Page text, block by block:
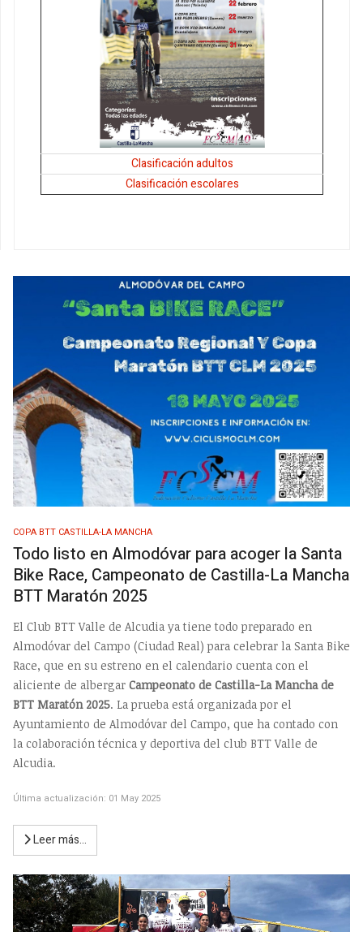
Clasificación adultos
Clasificación escolares
COPA BTT CASTILLA-LA MANCHA
Todo listo en Almodóvar para acoger la Santa
Bike Race, Campeonato de Castilla-La Mancha
BTT Maratón 2025
El Club BTT Valle de Alcudia ya tiene todo preparado en
Almodóvar del Campo (Ciudad Real) para celebrar la Santa Bike
Race, que en su estreno en el calendario cuenta con el
aliciente de albergar Campeonato de Castilla-La Mancha de
BTT Maratón 2025. La prueba está organizada por el
Ayuntamiento de Almodóvar del Campo, que ha contado con
la colaboración técnica y deportiva del club BTT Valle de
Alcudia.
Última actualización: 01 May 2025
Leer más…